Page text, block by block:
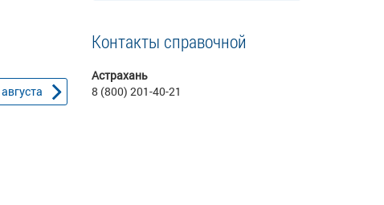
августа
Контакты справочной
Астрахань
8 (800) 201-40-21